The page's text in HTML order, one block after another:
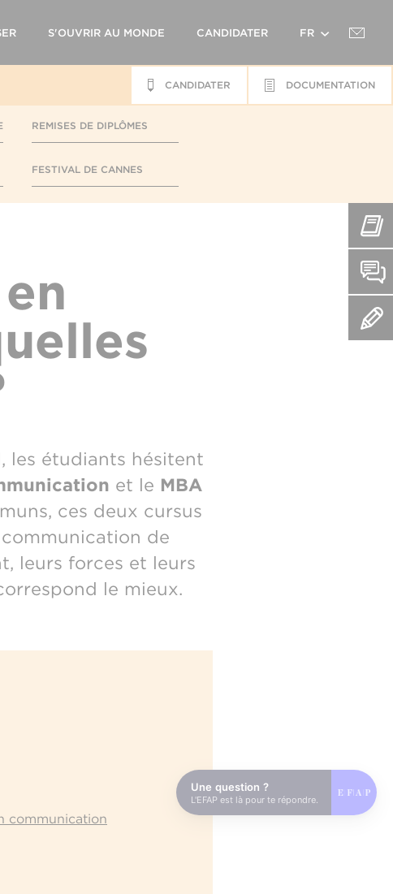
S'OUVRIR AU MONDE CANDIDATER FR
DOCUMENTATION
CANDIDATER
REMISES DE DIPLÔMES
FESTIVAL DE CANNES
les étudiants hésitent
et le MBA
ces deux cursus
communication de
leurs forces et leurs
le mieux.
communication
Une question ?
L'EFAP est là pour te répondre.